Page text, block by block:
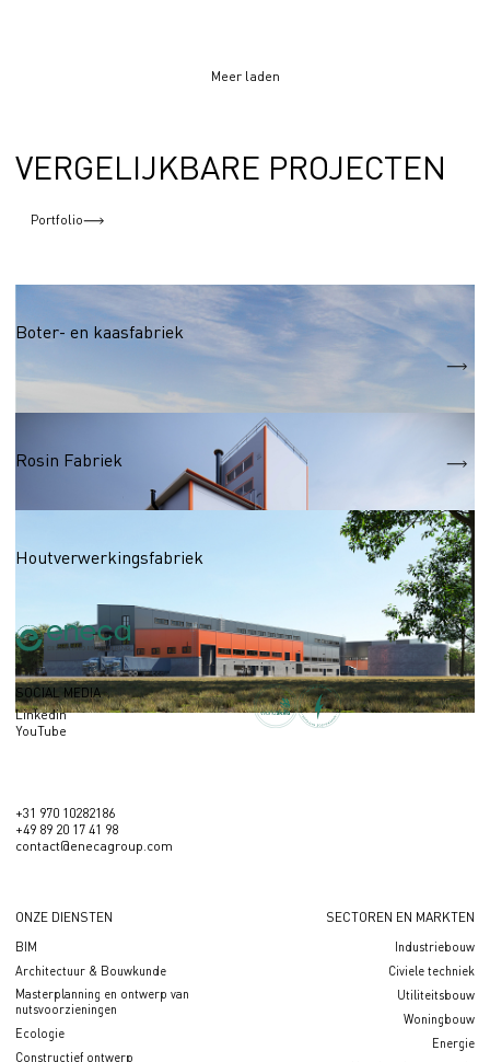
Meer laden
VERGELIJKBARE PROJECTEN
Portfolio
Voedings- en genotmiddelenindustrie
Boter- en kaasfabriek
Rosin Fabriek
Houtverwerkingsfabriek
SOCIAL MEDIA
Linkedin
YouTube
+31 970 10282186
+49 89 20 17 41 98
contact@enecagroup.com
ONZE DIENSTEN
BIM
Architectuur & Bouwkunde
Masterplanning en ontwerp van
nutsvoorzieningen
Ecologie
Constructief ontwerp
SECTOREN EN MARKTEN
Industriebouw
Civiele techniek
Utiliteitsbouw
Woningbouw
Energie